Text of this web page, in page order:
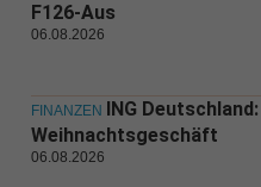
F126-Aus
06.08.2026
FINANZEN
ING
Weihnachtsgeschäft
06.08.2026